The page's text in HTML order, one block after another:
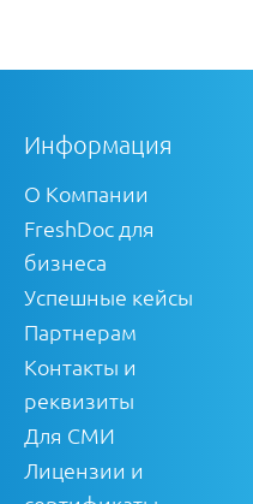
Информация
О Компании
FreshDoc для
бизнеса
Успешные кейсы
Партнерам
Контакты и
реквизиты
Для СМИ
Лицензии и